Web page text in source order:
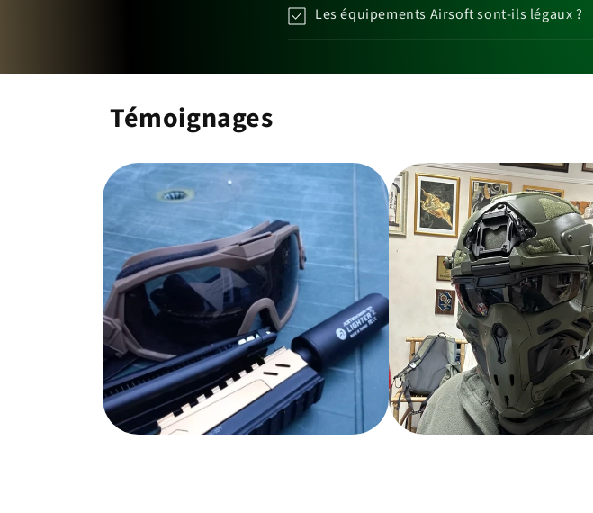
Les équipements Airsoft sont-ils légaux ?
Témoignages